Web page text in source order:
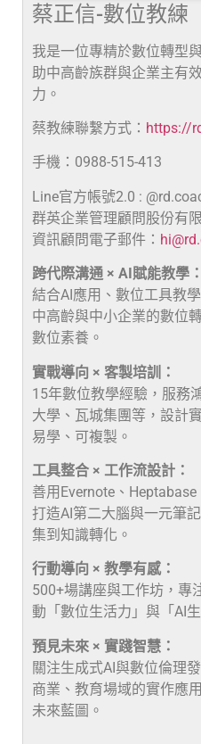
蔡正信-數位教練
我是一位專精於數位轉型
助中高齡族群與企業主有
力。
蔡教練聯繫方式： https://
手機：0988-515-413
Line官方帳號2.0 :
群英企業管理顧問股份有
資訊顧問電子郵件：
跨代際溝通 × AI賦能教學：
結合AI應用、數位工具教
中高齡與中小企業的數位
數位素養。
實戰導向 × 客製培訓：
15年數位教學經驗，服務
大學、瓦城集團等，設計
易學、可複製。
工具整合 × 工作流設計：
善用Evernote、
打造AI第二大腦與一元筆
集到知識轉化。
行動導向 × 教學有感：
500+場講座與工作坊，專
動「數位生活力」與「AI
預見未來 × 實踐智慧：
關注生成式AI與數位倫理
商業、教育場域的實作應
未來藍圖。